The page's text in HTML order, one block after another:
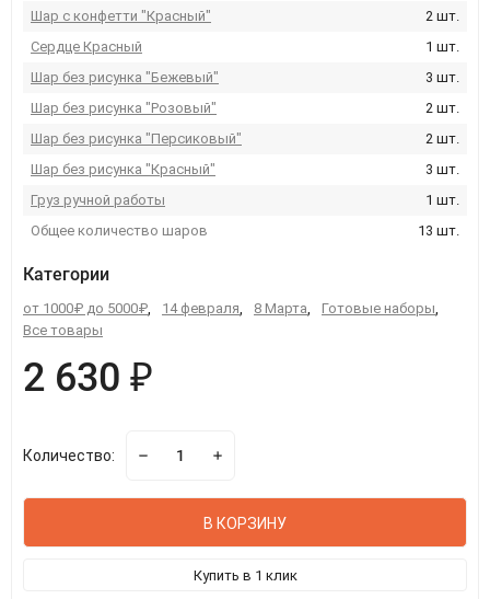
Шар с конфетти "Красный"
2 шт.
Сердце Красный
1 шт.
Шар без рисунка "Бежевый"
3 шт.
Шар без рисунка "Розовый"
2 шт.
Шар без рисунка "Персиковый"
2 шт.
Шар без рисунка "Красный"
3 шт.
Груз ручной работы
1 шт.
Общее количество шаров
13 шт.
Категории
от 1000₽ до 5000₽, 14 февраля, 8 Марта, Готовые наборы,
Все товары
2 630 ₽
Количество:
В КОРЗИНУ
Купить в 1 клик